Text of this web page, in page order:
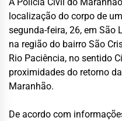
localização do corpo de
segunda-feira, 26, em São
na região do bairro São
Rio Paciência, no sentido
proximidades do retorno
Maranhão.
De acordo com